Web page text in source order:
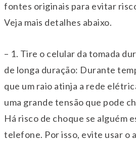
fontes originais para evitar
Veja mais detalhes abaixo.
– 1. Tire o celular da tomada
de longa duração: Durante
que um raio atinja a rede
uma grande tensão que pode
Há risco de choque se alguém
telefone. Por isso, evite usar o